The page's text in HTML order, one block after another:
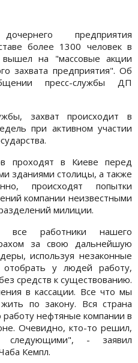
предприятия
более 1300 человек в
на "массовые акции
захвата предприятия". Об
пресс-службы ДП
захват происходит в
при активном участии
проходят в Киеве перед
зданиями столицы, а также
происходят попытки
компании неизвестными
милиции.
все работники нашего
за свою дальнейшую
используя незаконные
у людей работу,
средств к существованию.
в кассации. Все что мы
по закону. Вся страна
работу нефтяные компании в
Очевидно, кто-то решил,
- заявил
Кемпл.